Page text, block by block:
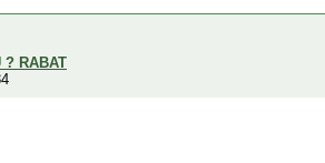
? RABAT